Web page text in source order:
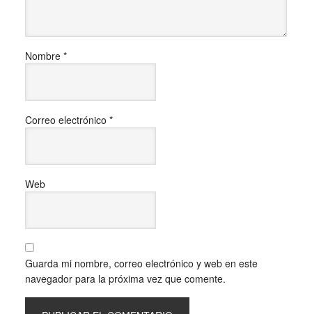
Nombre *
Correo electrónico *
Web
Guarda mi nombre, correo electrónico y web en este
navegador para la próxima vez que comente.